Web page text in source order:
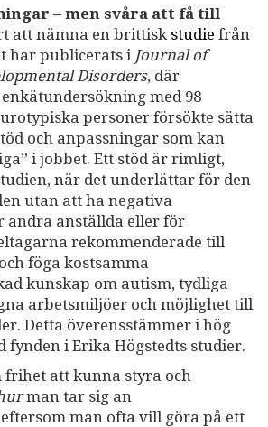
– men svåra att få till
att nämna en brittisk studie från
har publicerats i Journal of
Disorders, där
med 98
personer försökte sätta
och anpassningar som kan
i jobbet. Ett stöd är rimligt,
när det underlättar för den
utan att ha negativa
andra anställda eller för
rekommenderade till
föga kostsamma
kunskap om autism, tydliga
arbetsmiljöer och möjlighet till
Detta överensstämmer i hög
fynden i Erika Högstedts studier.
frihet att kunna styra och
man tar sig an
man ofta vill göra på ett